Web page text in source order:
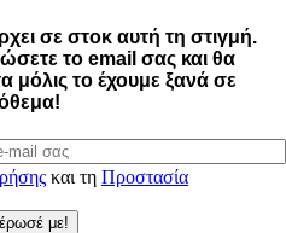
σε στοκ αυτή τη στιγμή.
το email σας και θα
μόλις το έχουμε ξανά σε
και τη Προστασία
με!